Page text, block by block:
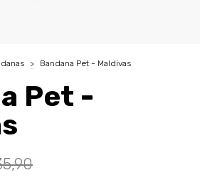
> Bandana Pet - Maldivas
Pet -